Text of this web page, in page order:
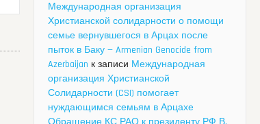
Международная организация
Христианской солидарности о помощи
семье вернувшегося в Арцах после
пыток в Баку — Armenian Genocide from
Azerbaijan к записи Международная
организация Христианской
Солидарности (CSI) помогает
нуждающимся семьям в Арцахе